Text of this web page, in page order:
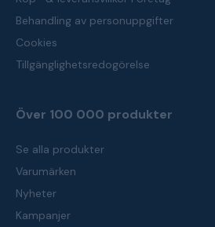
Behandling av personuppgifter
Cookies
Tillgänglighetsredogörelse
Över 100 000 produkter
Se alla produkter
Varumärken
Nyheter
Kampanjer